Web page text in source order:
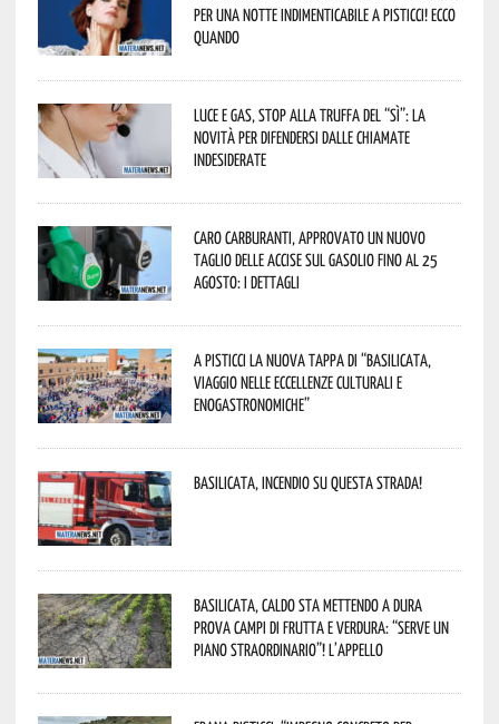
per una notte indimenticabile a Pisticci! Ecco
quando
Luce e gas, stop alla truffa del “Sì”: la
novità per difendersi dalle chiamate
indesiderate
Caro carburanti, approvato un nuovo
taglio delle accise sul gasolio fino al 25
agosto: i dettagli
A Pisticci la nuova tappa di “Basilicata,
viaggio nelle eccellenze culturali e
enogastronomiche”
Basilicata, incendio su questa strada!
Basilicata, caldo sta mettendo a dura
prova campi di frutta e verdura: “Serve un
piano straordinario”! L’appello